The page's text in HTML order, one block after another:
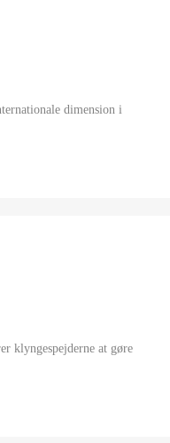
dimension i
klyngespejderne at gøre